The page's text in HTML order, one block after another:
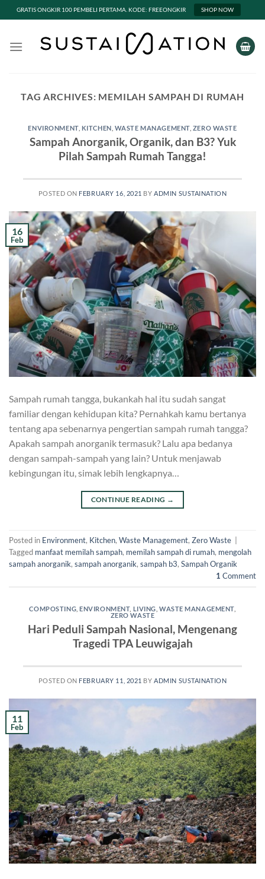
GRATIS ONGKIR 100 PEMBELI PERTAMA. KODE: FREEONGKIR SHOP NOW
TAG ARCHIVES: MEMILAH SAMPAH DI RUMAH
ENVIRONMENT, KITCHEN WASTE MANAGEMENT, ZERO WASTE
Sampah Anorganik, Organik, dan B3? Yuk
Pilah Sampah Rumah Tangga!
POSTED ON FEBRUARY 16, 2021 BYADMIN SUSTAINATION
16
Feb
Sampah rumah tangga, bukankah hal itu sudah sangat
familiar dengan kehidupan kita? Pernahkah kamu bertanya
tentang apa sebenarnya pengertian sampah rumah tangga?
Apakah sampah anorganik termasuk? Lalu apa bedanya
dengan sampah-sampah yang lain? Untuk menjawab
kebingungan itu, simak lebih lengkapnya…
CONTINUE READING →
Posted in Environment, Kitchen, Waste Management, Zero Waste
Tagged manfaat memilah sampah, memilah sampah di rumah, mengolah
sampah anorganik, sampah anorganik, sampah b3, Sampah Organik
1 Comment
COMPOSTING ,ENVIRONMENT, LIVING WASTE MANAGEMENT,
ZERO WASTE
Hari Peduli Sampah Nasional, Mengenang
Tragedi TPA Leuwigajah
POSTED ON FEBRUARY 11, 2021 BYADMIN SUSTAINATION
11
Feb